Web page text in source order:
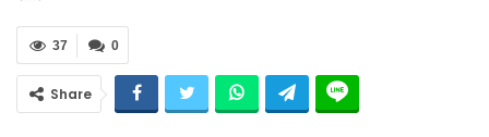
0
37
Share